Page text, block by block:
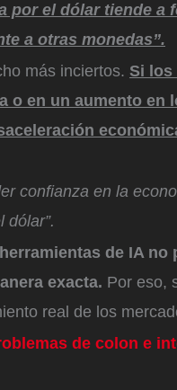
por el dólar tiende a
a otras monedas”.
más inciertos. Si los
o en un aumento en
confianza en la
dólar”.
de IA no
exacta. Por eso,
real de los
de colon e